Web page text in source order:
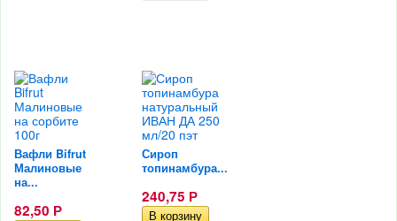
Вафли Bifrut
Малиновые
на...
82,50 Р
Сироп
топинамбура...
240,75 Р